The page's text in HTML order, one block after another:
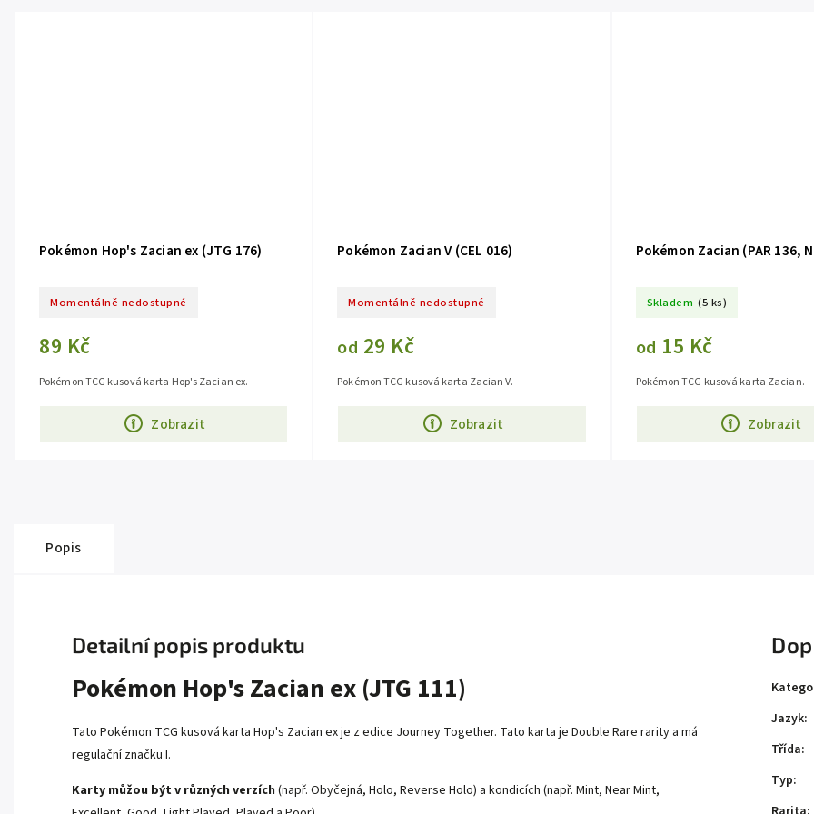
Pokémon Hop's Zacian ex (JTG 176)
Momentálně nedostupné
89 Kč
Zobrazit
Pokémon TCG kusová karta Hop's Zacian ex.
Pokémon Zacian V (CEL 016)
Momentálně nedostupné
od 29 Kč
Zobrazit
Pokémon TCG kusová karta Zacian V.
Pokémon Zacian (PAR 136,
Skladem (5 ks)
od 15 Kč
Zobrazit
Pokémon TCG kusová karta Zacian.
Popis
Detailní popis produktu
Pokémon Hop's Zacian ex (JTG 111)
Tato Pokémon TCG kusová karta Hop's Zacian ex je z edice Journey Together. Tato karta je Double Rare rarity a má
regulační značku I.
Karty můžou být v různých verzích (např. Obyčejná, Holo, Reverse Holo) a kondicích (např. Mint, Near Mint,
Jazyk:
Třída:
Typ: